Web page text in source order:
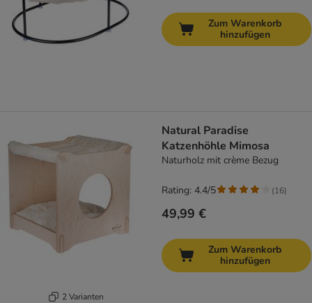
Zum Warenkorb
hinzufügen
2 Varianten
Natural Paradise
Katzenhöhle Mimosa
Naturholz mit crème Bezug
49,99 €
Rating: 4.4/5 (16)
Zum Warenkorb
hinzufügen